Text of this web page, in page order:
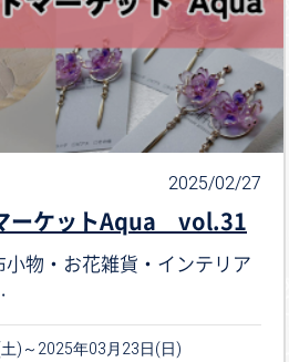
2025/02/27
ーケットAqua vol.31
小物・お花雑貨・インテリア
)～2025年03月23日(日)